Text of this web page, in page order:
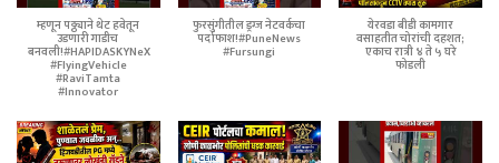
म्हणून पठ्ठ्याने थेट हवेतून
उडणारी गाडीच
बनवली!#HAPIDASKYNeX
#FlyingVehicle
#RaviTamta
#Innovator
फुरसुंगीतील ड्रग्ज नेटवर्कचा
पर्दाफाश!#PuneNews
#Fursungi
येरवडा बीडी कामगार
वसाहतीत चोरांची दहशत;
एकाच रात्री ४ ते ५ घरे
फोडली